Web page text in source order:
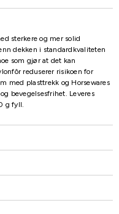
sterkere og mer solid
dekken i standardkvaliteten
som gjør at det kan
reduserer risikoen for
med plasttrekk og Horsewares
bevegelsesfrihet. Leveres
g fyll.